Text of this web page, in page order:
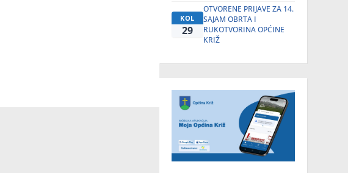
KOL
29
OTVORENE PRIJAVE ZA 14.
SAJAM OBRTA I
RUKOTVORINA OPĆINE
KRIŽ